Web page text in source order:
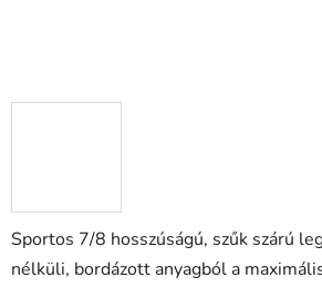
Sportos 7/8 hosszúságú, szűk szárú
nélküli, bordázott anyagból a